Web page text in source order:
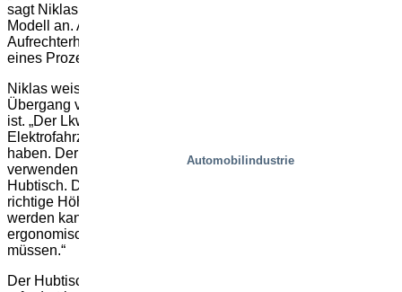
Automobilindustrie
sagt Niklas. „Geschwindigkeit und Effizienz treiben das
Modell an. Aber was ist mit der Sicherheit? Die
Aufrechterhaltung der Sicherheit bei der Beschleunigung
eines Prozesses war schon immer ein Problem.“
Niklas weist darauf hin, dass der kritische Moment der
Übergang vom großen Lkw zum kleineren Elektrofahrzeug
ist. „Der Lkw wird einen Entlader haben, aber das
Elektrofahrzeug ist zu klein, um einen eigenen Lader zu
haben. Der Schlüssel ist, einen Zwischenhubtisch zu
verwenden. Der Bediener rollt die Last vom Lkw auf den
Hubtisch. Dann positioniert der Hubtisch die Last auf die
richtige Höhe, damit sie auf das Elektrofahrzeug gerollt
werden kann. So können die Arbeiter sicher und
ergonomisch arbeiten, weil sie nie heben oder sich bücken
müssen.“
Der Hubtisch passt hervorragend zum Last-Mile-Zentrum. Er